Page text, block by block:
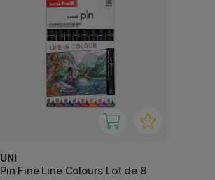
UNI
Pin Fine Line Colours Lot de 8